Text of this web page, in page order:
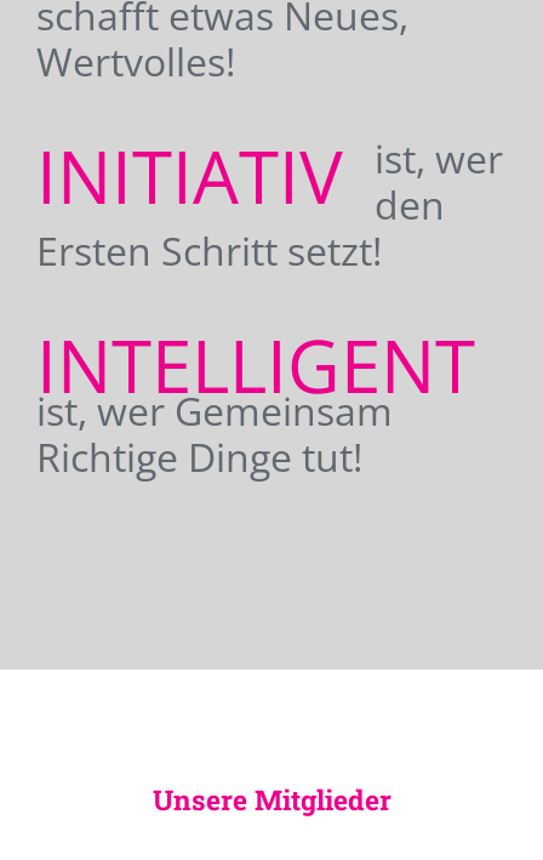
schafft etwas Neues,
Wertvolles!
INITIATIV
ist, wer
den
Ersten Schritt setzt!
INTELLIGENT
ist, wer Gemeinsam
Richtige Dinge tut!
Unsere Mitglieder